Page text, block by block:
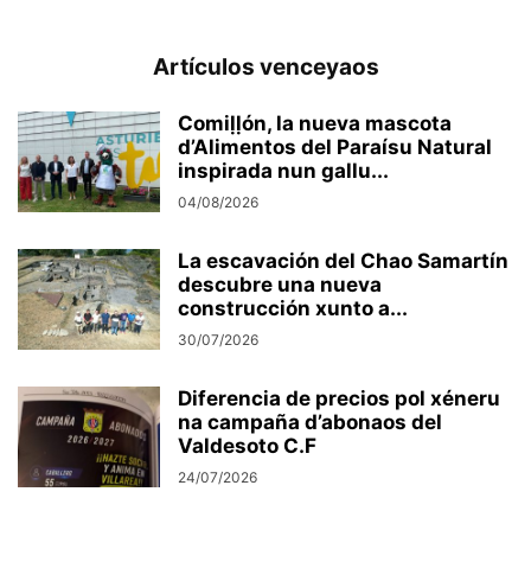
Artículos venceyaos
Comiḷḷón, la nueva mascota
d’Alimentos del Paraísu Natural
inspirada nun gallu...
04/08/2026
La escavación del Chao Samartín
descubre una nueva
construcción xunto a...
30/07/2026
Diferencia de precios pol xéneru
na campaña d’abonaos del
Valdesoto C.F
24/07/2026